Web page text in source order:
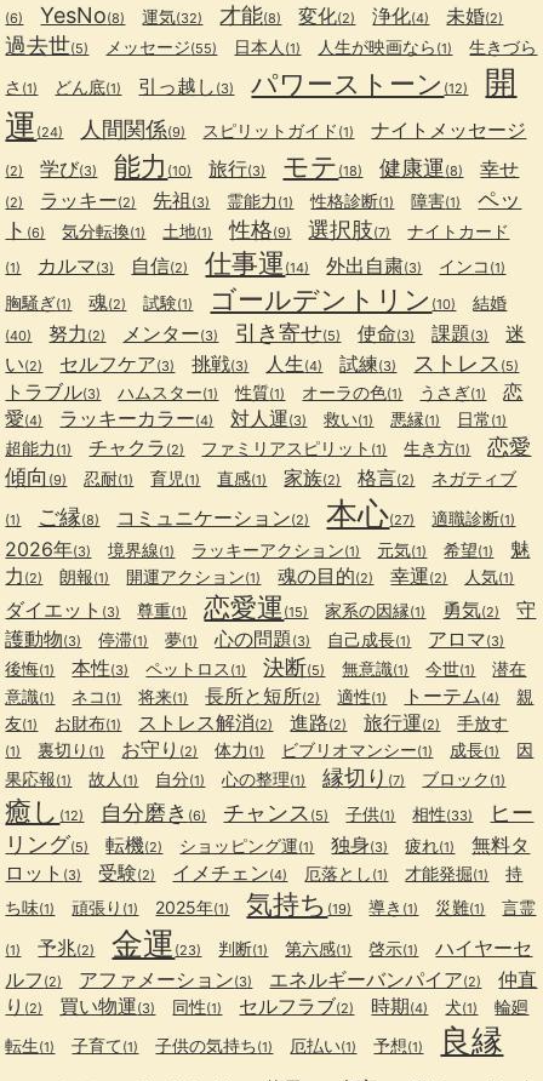
(6) YesNo(8) 運気(32) 才能(8) 変化(2) 浄化(4) 未婚(2)
過去世(5) メッセージ(55) 日本人 (1) 人生が映画なら (1)
生きづら
さ (1) どん底(1) 引っ越し (3) パワーストーン (12)
開
運 (24) 人間関係(9) スピリットガイド (1) ナイトメッセージ
(2) 学び(3) 能力 (10) 旅行(3) モテ (18) 健康運(8) 幸せ
(2) ラッキー(2) 先祖 (3) 霊能力 (1) 性格診断(1) 障害(1)
ペッ
ト (6) 気分転換(1) 土地(1) 性格(9) 選択肢(7) ナイトカード
(1) カルマ(3) 自信(2) 仕事運 (14) 外出自粛(3) インコ (1)
胸騒ぎ(1) 魂(2) 試験(1) ゴールデントリン (10) 結婚
(40) 努力 (2) メンター(3) 引き寄せ(5) 使命(3) 課題(3)
迷
い(2) セルフケア(3) 挑戦(3) 人生(4) 試練(3) ストレス (5)
トラブル(3) ハムスター(1) 性質(1) オーラの色(1) うさぎ(1)
恋
愛(4) ラッキーカラー(4) 対人運(3) 救い(1) 悪縁(1) 日常 (1)
超能力 (1) チャクラ (2) ファミリアスピリット (1) 生き方(1)
恋愛
傾向 (9) 忍耐(1) 育児 (1) 直感(1) 家族(2) 格言(2) ネガティブ
(1) ご縁(8) コミュニケーション(2) 本心(27) 適職診断(1)
2026年(3) 境界線(1) ラッキーアクション(1) 元気(1) 希望(1)
魅
力 (2) 朗報(1) 開運アクション(1) 魂の目的(2) 幸運(2) 人気(1)
ダイエット (3) 尊重(1) 恋愛運 (15) 家系の因縁(1) 勇気(2)
守
護動物(3) 停滞(1) 夢(1) 心の問題(3) 自己成長(1) アロマ(3)
後悔(1) 本性(3) ペットロス (1) 決断(5) 無意識(1) 今世(1)
潜在
意識(1) ネコ (1) 将来(1) 長所と短所(2) 適性(1) トーテム(4)
親
友(1) お財布(1) ストレス解消(2) 進路(2) 旅行運(2) 手放す
(1) 裏切り (1) お守り (2) 体力 (1) ビブリオマンシー(1) 成長(1)
因
果応報(1) 故人 (1) 自分(1) 心の整理(1) 縁切り (7) ブロック (1)
癒し (12) 自分磨き (6) チャンス (5) 子供(1) 相性(33)
ヒー
リング(5) 転機(2) ショッピング運(1) 独身(3) 疲れ(1)
無料タ
ロット (3) 受験(2) イメチェン(4) 厄落とし (1) 才能発掘(1)
持
ち味(1) 頑張り (1) 2025年(1) 気持ち (19) 導き (1) 災難(1) 言霊
(1) 予兆(2) 金運 (23) 判断(1) 第六感(1) 啓示(1)
ハイヤーセ
ルフ (2) アファメーション(3) エネルギーバンパイア(2)
仲直
り (2) 買い物運(3) 同性(1) セルフラブ(2) 時期(4) 犬(1)
輪廻
転生(1) 子育て(1) 子供の気持ち(1) 厄払い(1) 予想(1) 良縁